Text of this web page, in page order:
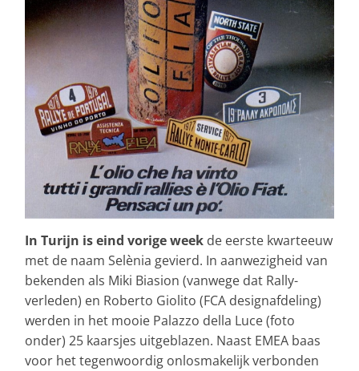
In Turijn is eind vorige week de eerste kwarteeuw
met de naam Selènia gevierd. In aanwezigheid van
bekenden als Miki Biasion (vanwege dat Rally-
verleden) en Roberto Giolito (FCA designafdeling)
werden in het mooie Palazzo della Luce (foto
onder) 25 kaarsjes uitgeblazen. Naast EMEA baas
voor het tegenwoordig onlosmakelijk verbonden